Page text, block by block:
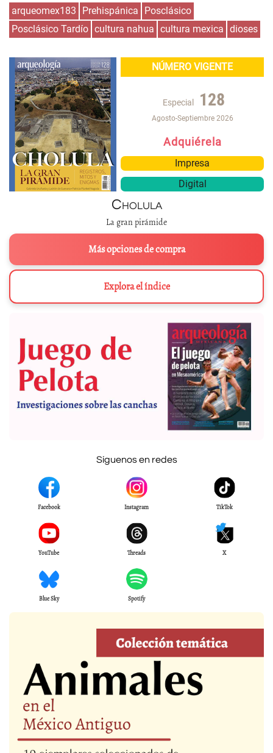
arqueomex183 Prehispánica
Posclásico
Posclásico Tardío cultura nahua cultura mexica dioses
NÚMERO VIGENTE
Especial 128
Agosto-Septiembre 2026
Adquiérela
Impresa
Digital
Cholula
La gran pirámide
Más opciones de compra
Explora el índice
Síguenos en redes
Facebook Instagram TikTok
YouTube Threads X
Blue Sky Spotify